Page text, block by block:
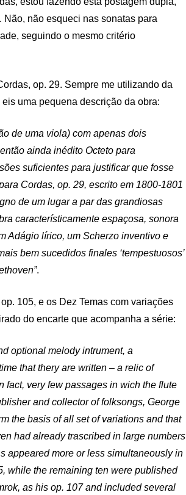
não esqueci nas sonatas para
seguindo o mesmo critério
op. 29. Sempre me utilizando da
uma pequena descrição da obra:
de uma viola) com apenas dois
ainda inédito Octeto para
suficientes para justificar que fosse
Cordas, op. 29, escrito em 1800-1801
de um lugar a par das grandiosas
característicamente espaçosa, sonora
Adágio lírico, um Scherzo inventivo e
bem sucedidos finales ‘tempestuosos’
.
105, e os Dez Temas com variações
do encarte que acompanha a série:
optional melody intrument, a
that thery are written – a relic of
fact, very few passages in wich the flute
and collector of folksongs, George
the basis of all set of variations and that
had already trascribed in large numbers
appeared more or less simultaneously in
while the remaining ten were published
as his op. 107 and included several